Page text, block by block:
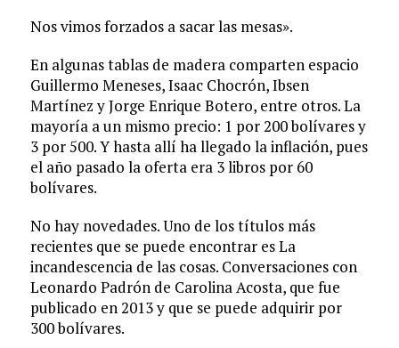
Nos vimos forzados a sacar las mesas».
En algunas tablas de madera comparten espacio
Guillermo Meneses, Isaac Chocrón, Ibsen
Martínez y Jorge Enrique Botero, entre otros. La
mayoría a un mismo precio: 1 por 200 bolívares y
3 por 500. Y hasta allí ha llegado la inflación, pues
el año pasado la oferta era 3 libros por 60
bolívares.
No hay novedades. Uno de los títulos más
recientes que se puede encontrar es La
incandescencia de las cosas. Conversaciones con
Leonardo Padrón de Carolina Acosta, que fue
publicado en 2013 y que se puede adquirir por
300 bolívares.